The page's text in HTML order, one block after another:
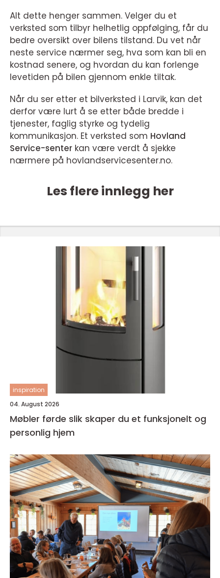
Alt dette henger sammen. Velger du et
verksted som tilbyr helhetlig oppfølging, får du
bedre oversikt over bilens tilstand. Du vet når
neste service nærmer seg, hva som kan bli en
kostnad senere, og hvordan du kan forlenge
levetiden på bilen gjennom enkle tiltak.
Når du ser etter et bilverksted i Larvik, kan det
derfor være lurt å se etter både bredde i
tjenester, faglig styrke og tydelig
kommunikasjon. Et verksted som Hovland
Service-senter kan være verdt å sjekke
nærmere på hovlandservicesenter.no.
Les flere innlegg her
inspiration
04. August 2026
Møbler førde slik skaper du et funksjonelt og
personlig hjem